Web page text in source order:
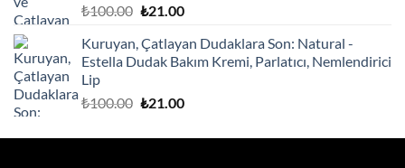
₺100.00 Orijinal
₺100.00.
₺21.00Şu
fiyat:
₺21.00.
Kuruyan, Çatlayan Dudaklara Son: Natural -
Estella Dudak Bakım Kremi, Parlatıcı, Nemlendirici
Lip
₺100.00 Orijinal
₺100.00.
₺21.00Şu
fiyat: